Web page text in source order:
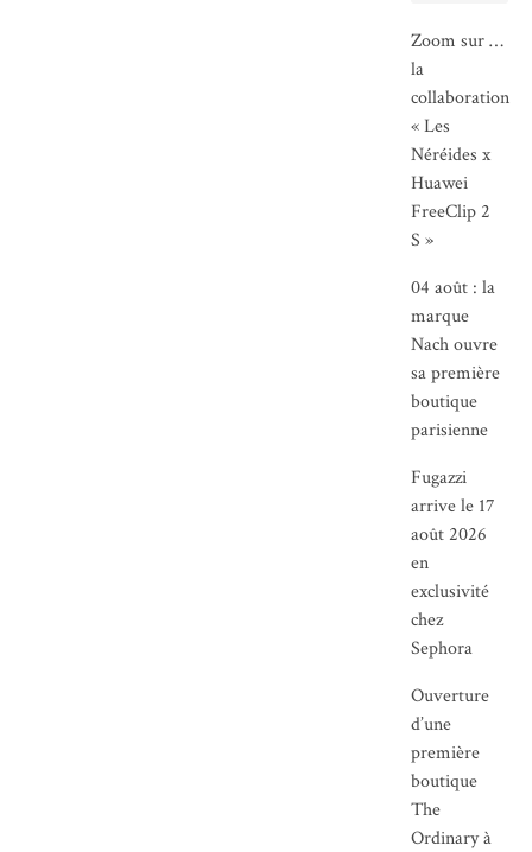
Zoom sur …
la
collaboration
« Les
Néréides x
Huawei
FreeClip 2
S »
04 août : la
marque
Nach ouvre
sa première
boutique
parisienne
Fugazzi
arrive le 17
août 2026
en
exclusivité
chez
Sephora
Ouverture
d’une
première
boutique
The
Ordinary à